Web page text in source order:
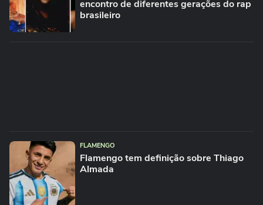
encontro de diferentes gerações do rap
brasileiro
FLAMENGO
Flamengo tem definição sobre Thiago
Almada